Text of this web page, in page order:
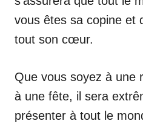
vous êtes sa copine et
tout son cœur.
Que vous soyez à une
à une fête, il sera
présenter à tout le